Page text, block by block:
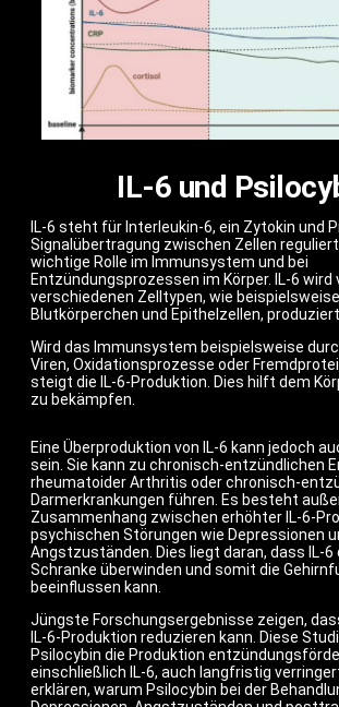
IL-6 und
IL-6 steht für Interleukin-6, ein Zytokin und
Signalübertragung zwischen Zellen
wichtige Rolle im Immunsystem und bei
Entzündungsprozessen im Körper. IL-6 wird
verschiedenen Zelltypen, wie
Blutkörperchen und Epithelzellen,
Wird das Immunsystem beispielsweise
Viren, Oxidationsprozesse oder
steigt die IL-6-Produktion. Dies hilft dem
zu bekämpfen.
Eine Überproduktion von IL-6 kann jedoch
sein. Sie kann zu chronisch-entzündlichen
rheumatoider Arthritis oder chronisch-
Darmerkrankungen führen. Es besteht
Zusammenhang zwischen erhöhter IL-6-
psychischen Störungen wie Depressionen
Angstzuständen. Dies liegt daran, dass IL-6
Schranke überwinden und somit die
beeinflussen kann.
Jüngste Forschungsergebnisse zeigen,
IL-6-Produktion reduzieren kann. Diese
Psilocybin die Produktion
einschließlich IL-6, auch langfristig
erklären, warum Psilocybin bei der